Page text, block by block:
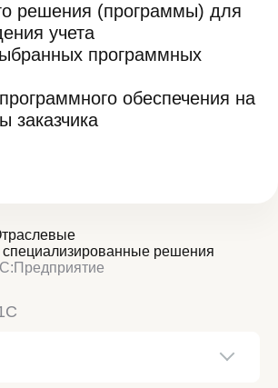
решения (программы) для
учета
программных
обеспечения на
заказчика
специализированные решения